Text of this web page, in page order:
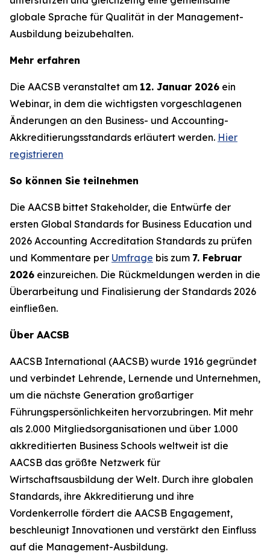
globale Sprache für Qualität in der Management-
Ausbildung beizubehalten.
Mehr erfahren
Die AACSB veranstaltet am 12. Januar 2026 ein
Webinar, in dem die wichtigsten vorgeschlagenen
Änderungen an den Business- und Accounting-
Akkreditierungsstandards erläutert werden. Hier
registrieren
So können Sie teilnehmen
Die AACSB bittet Stakeholder, die Entwürfe der
ersten Global Standards for Business Education und
2026 Accounting Accreditation Standards zu prüfen
und Kommentare per Umfrage bis zum 7. Februar
2026 einzureichen. Die Rückmeldungen werden in die
Überarbeitung und Finalisierung der Standards 2026
einfließen.
Über AACSB
AACSB International (AACSB) wurde 1916 gegründet
und verbindet Lehrende, Lernende und Unternehmen,
um die nächste Generation großartiger
Führungspersönlichkeiten hervorzubringen. Mit mehr
als 2.000 Mitgliedsorganisationen und über 1.000
akkreditierten Business Schools weltweit ist die
AACSB das größte Netzwerk für
Wirtschaftsausbildung der Welt. Durch ihre globalen
Standards, ihre Akkreditierung und ihre
Vordenkerrolle fördert die AACSB Engagement,
beschleunigt Innovationen und verstärkt den Einfluss
auf die Management-Ausbildung.